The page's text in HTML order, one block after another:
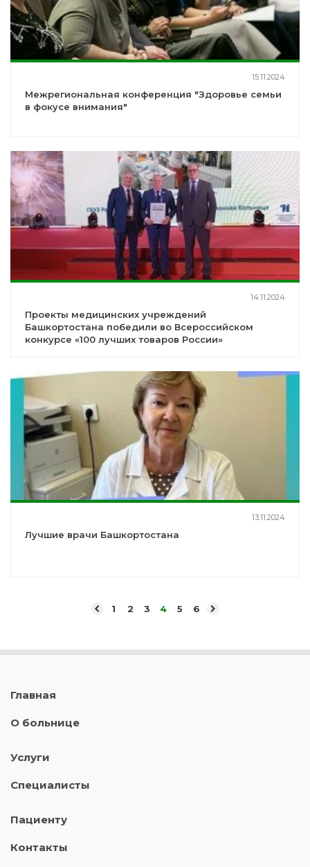
15.11.2024
Межрегиональная конференция "Здоровье семьи
в фокусе внимания"
14.11.2024
Проекты медицинских учреждений
Башкортостана победили во Всероссийском
конкурсе «100 лучших товаров России»
13.11.2024
Лучшие врачи Башкортостана
1 2 3 4 5 6
Главная
О больнице
Услуги
Специалисты
Пациенту
Контакты